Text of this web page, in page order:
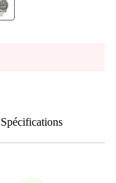
Spécifications